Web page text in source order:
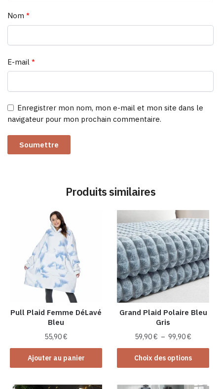
Nom *
E-mail *
Enregistrer mon nom, mon e-mail et mon site dans le
navigateur pour mon prochain commentaire.
Produits similaires
Pull Plaid Femme DéLavé
Bleu
55,90€
Ajouter au panier
Grand Plaid Polaire Bleu
Gris
59,90€ – 99,90€
de
prix :
59,90 €
Choix des options
Ce
produit